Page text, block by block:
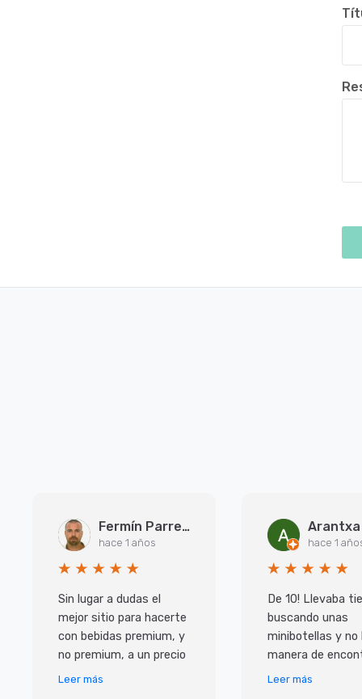
Fermín Parreño Torres
hace 1 años
Sin lugar a dudas el
mejor sitio para hacerte
con bebidas premium, y
no premium, a un precio
inmejorable. Pero lo que
Leer más
hace 1
De 10! Llevaba
buscando unas
minibotellas y no
manera de
y las que habian
Leer más